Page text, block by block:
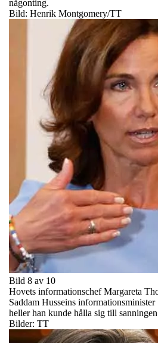
någonting.
Bild: Henrik Montgomery/TT
Bild 8 av 10
Hovets informationschef Margareta
Saddam Husseins
heller han kunde hålla sig till
Bilder: TT